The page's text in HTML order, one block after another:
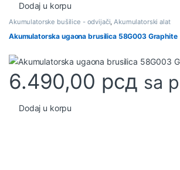
Dodaj u korpu
Akumulatorske bušilice - odvijači Akumulatorski alat
Akumulatorska ugaona brusilica 58G003 Graphite
6.490,00 рсд sa
Dodaj u korpu